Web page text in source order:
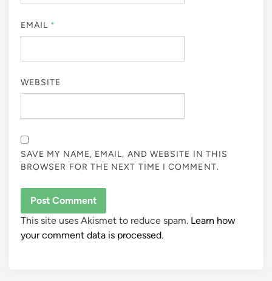
EMAIL *
WEBSITE
SAVE MY NAME, EMAIL, AND WEBSITE IN THIS
BROWSER FOR THE NEXT TIME I COMMENT.
This site uses Akismet to reduce spam. Learn how
your comment data is processed.